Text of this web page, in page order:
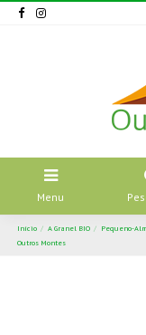
Menu
Início A Granel BIO Pequeno-
Outros Montes